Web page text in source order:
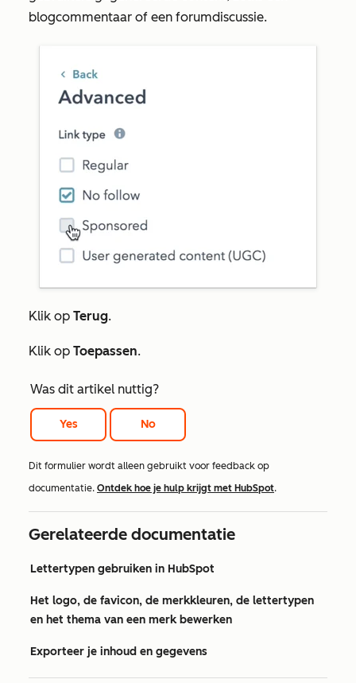
blogcommentaar of een forumdiscussie.
Klik op Terug.
Klik op Toepassen.
Was dit artikel nuttig?
Yes No
Dit formulier wordt alleen gebruikt voor feedback op
documentatie. Ontdek hoe je hulp krijgt met HubSpot.
Gerelateerde documentatie
Lettertypen gebruiken in HubSpot
Het logo, de favicon, de merkkleuren, de lettertypen
en het thema van een merk bewerken
Exporteer je inhoud en gegevens